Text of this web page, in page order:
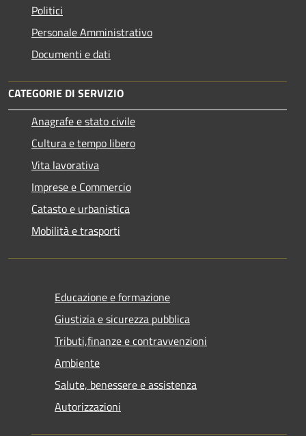
Politici
Personale Amministrativo
Documenti e dati
CATEGORIE DI SERVIZIO
Anagrafe e stato civile
Cultura e tempo libero
Vita lavorativa
Imprese e Commercio
Catasto e urbanistica
Mobilità e trasporti
Educazione e formazione
Giustizia e sicurezza pubblica
Tributi,finanze e contravvenzioni
Ambiente
Salute, benessere e assistenza
Autorizzazioni